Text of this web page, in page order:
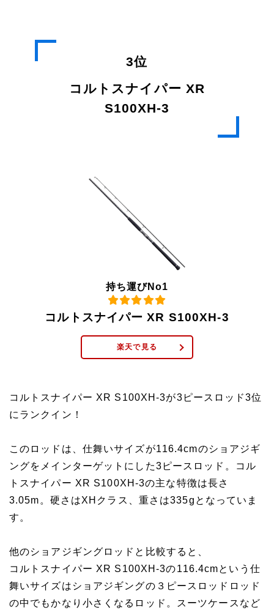
3位
コルトスナイパー XR
S100XH-3
持ち運びNo1
コルトスナイパー XR S100XH-3
楽天で見る
コルトスナイパー XR S100XH-3が3ピースロッド3位
にランクイン！
このロッドは、仕舞いサイズが116.4cmのショアジギ
ングをメインターゲットにした3ピースロッド。コル
トスナイパー XR S100XH-3の主な特徴は長さ
3.05m。硬さはXHクラス、重さは335gとなっていま
す。
他のショアジギングロッドと比較すると、
コルトスナイパー XR S100XH-3の116.4cmという仕
舞いサイズはショアジギングの３ピースロッドロッド
の中でもかなり小さくなるロッド。スーツケースなど